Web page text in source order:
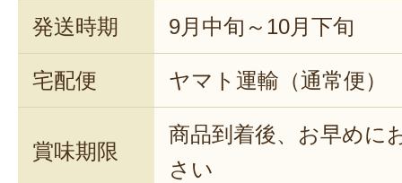
発送時期 9月中旬～10月下旬
宅配便 ヤマト運輸（通常便）
賞味期限
商品到着後、お早めに
さい